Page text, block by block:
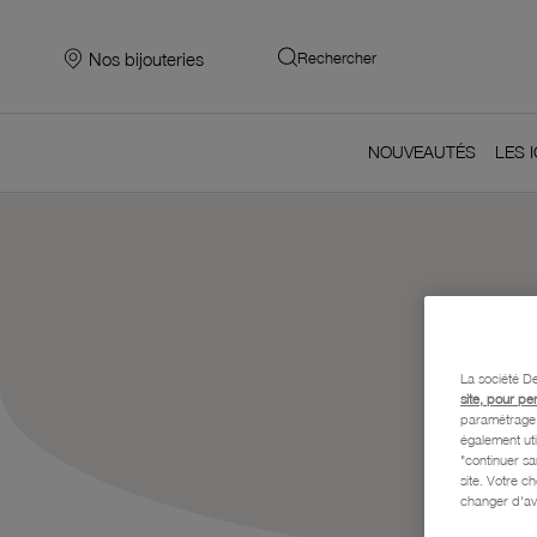
Nos bijouteries Rechercher
NOUVEAUTÉS LES
La société
site, pour
également
"continuer
site. Votre
changer